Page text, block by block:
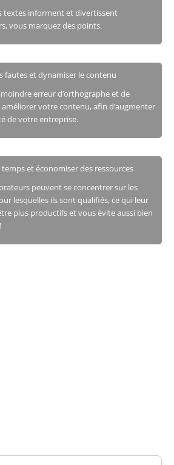
textes informent et divertissent
vous marquez des points.
fautes et dynamiser le contenu
erreur d’orthographe et de
votre contenu, afin d’augmenter
de votre entreprise.
temps et économiser des ressources
peuvent se concentrer sur les
lesquelles ils sont qualifiés, ce qui leur
plus productifs et vous évite aussi bien